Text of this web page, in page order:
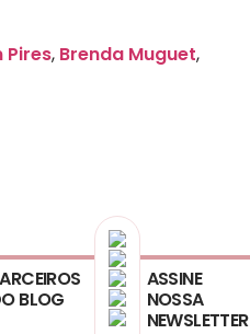
Pires, Brenda Muguet,
BLOG
ASSINE
NOSSA
NEWSLETTER